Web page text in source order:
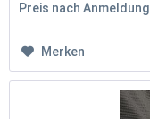
Preis nach Anmeldung
Merken